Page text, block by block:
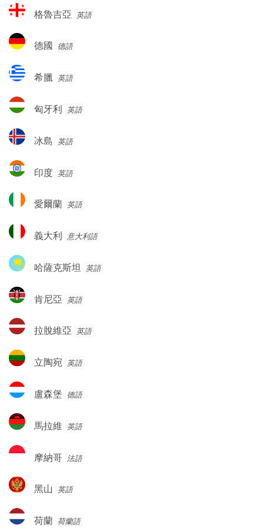
格
魯
亞
格魯吉亞 英語
德
國
德國 德語
希
臘
希臘 英語
匈
牙
匈牙利 英語
冰
島
冰島 英語
印
度
印度 英語
愛
爾
愛爾蘭 英語
義
大
義大利 意大利語
哈
薩
斯
哈薩克斯坦 英語
肯
尼
肯尼亞 英語
拉
脫
亞
拉脫維亞 英語
立
陶
立陶宛 英語
盧
森
盧森堡 德語
馬
拉
馬拉維 英語
摩
納
摩納哥 法語
黑
山
黑山 英語
荷
蘭
荷蘭 荷蘭語